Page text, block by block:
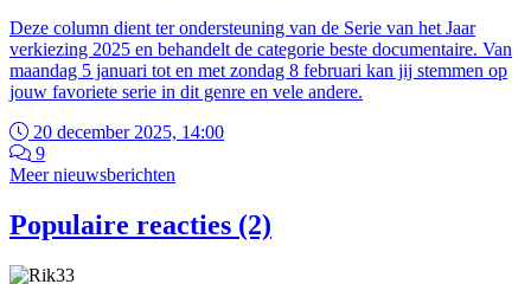
Deze column dient ter ondersteuning van de Serie van het Jaar
verkiezing 2025 en behandelt de categorie beste documentaire. Van
maandag 5 januari tot en met zondag 8 februari kan jij stemmen op
jouw favoriete serie in dit genre en vele andere.
20 december 2025, 14:00
9
Meer nieuwsberichten
Populaire reacties (2)